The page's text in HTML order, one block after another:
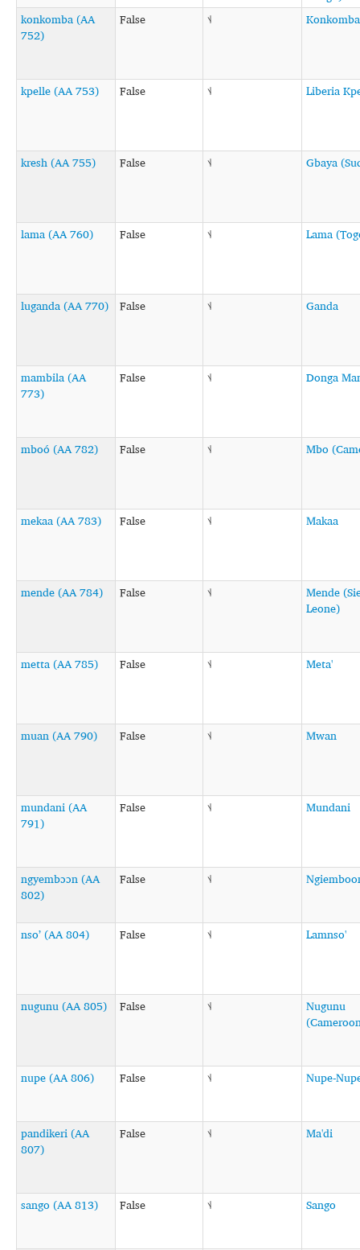
konkomba (AA
752)
False ˦˨ Konkomba
kpelle (AA 753) False ˦˨ Liberia
kresh (AA 755) False ˦˨ Gbaya
lama (AA 760) False ˦˨ Lama
luganda (AA 770) False ˦˨ Ganda
mambila (AA
773)
False ˦˨ Donga
mboó (AA 782) False ˦˨ Mbo
mekaa (AA 783) False ˦˨ Makaa
mende (AA 784) False ˦˨
Mende
Leone)
metta (AA 785) False ˦˨ Meta'
muan (AA 790) False ˦˨ Mwan
mundani (AA
791)
False ˦˨ Mundani
ngyembɔɔn (AA
802)
False ˦˨
nsoʼ (AA 804) False ˦˨ Lamnso'
nugunu (AA 805) False ˦˨
Nugunu
nupe (AA 806) False ˦˨ Nupe-
pandikeri (AA
807)
False ˦˨ Ma'di
sango (AA 813) False ˦˨ Sango